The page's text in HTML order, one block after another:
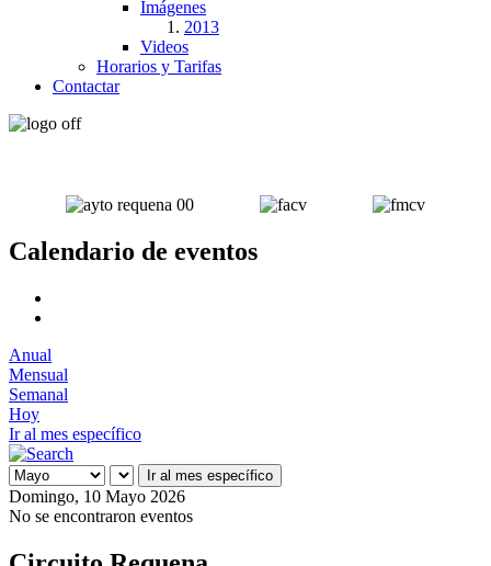
Imágenes
2013
Videos
Horarios y Tarifas
Contactar
Calendario de eventos
Anual
Mensual
Semanal
Hoy
Ir al mes específico
Ir al mes específico
Domingo, 10 Mayo 2026
No se encontraron eventos